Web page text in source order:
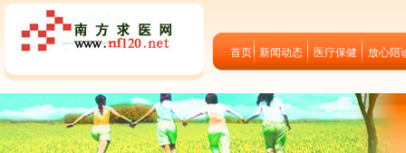
首页 新闻动态 医疗保健 放心陪